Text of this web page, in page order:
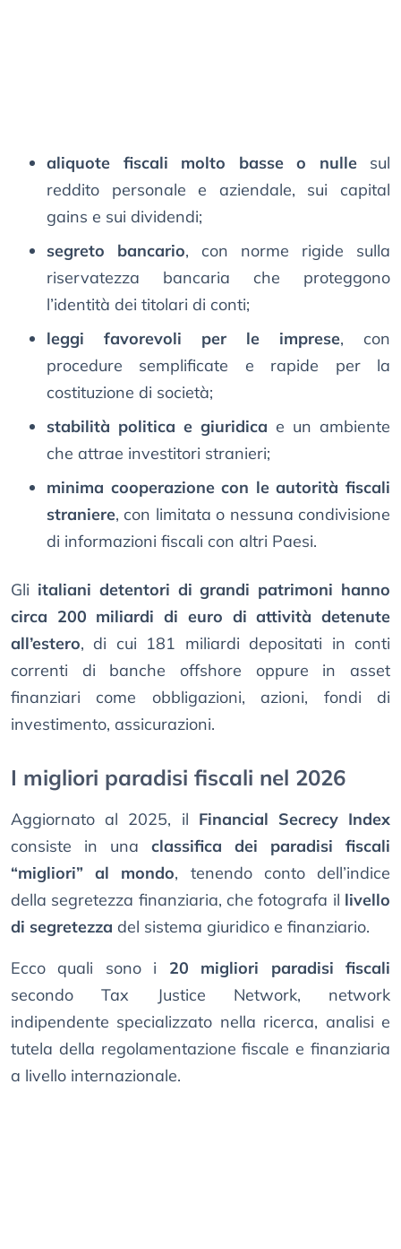
aliquote fiscali molto basse o nullesul
reddito personale e aziendale, sui capital
gains e sui dividendi;
segreto bancario, con norme rigide sulla
riservatezza bancaria che proteggono
l’identità dei titolari di conti;
leggi favorevoli per le imprese, con
procedure semplificate e rapide per la
costituzione di società;
stabilità politica e giuridica e un ambiente
che attrae investitori stranieri;
minima cooperazione con le autorità fiscali
straniere, con limitata o nessuna condivisione
di informazioni fiscali con altri Paesi.
Gli italiani detentori di grandi patrimoni hanno
circa 200 miliardi di euro di attività detenute
all’estero, di cui 181 miliardi depositati in conti
correnti di banche offshore oppure in asset
finanziari come obbligazioni, azioni, fondi di
investimento, assicurazioni.
I migliori paradisi fiscali nel 2026
Aggiornato al 2025, il Financial Secrecy Index
consiste in una classifica dei paradisi fiscali
“migliori” al mondo, tenendo conto dell’indice
della segretezza finanziaria, che fotografa il livello
di segretezza del sistema giuridico e finanziario.
Ecco quali sono i 20 migliori paradisi fiscali
secondo Tax Justice Network, network
indipendente specializzato nella ricerca, analisi e
tutela della regolamentazione fiscale e finanziaria
a livello internazionale.